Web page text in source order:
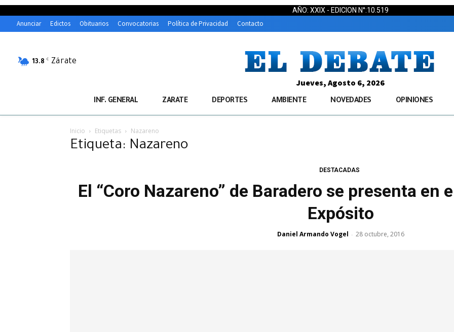
AÑO: XXIX - EDICION N°:10.519
Anunciar Edictos Obituarios Convocatorias Política de Privacidad Contacto
13.8 C Zárate
Jueves, Agosto 6, 2026
INF. GENERAL ZARATE DEPORTES AMBIENTE NOVEDADES OPINIONES
Inicio Etiquetas Nazareno
Etiqueta: Nazareno
DESTACADAS
El “Coro Nazareno” de Baradero se presenta en
Expósito
Daniel Armando Vogel - 28 octubre, 2016